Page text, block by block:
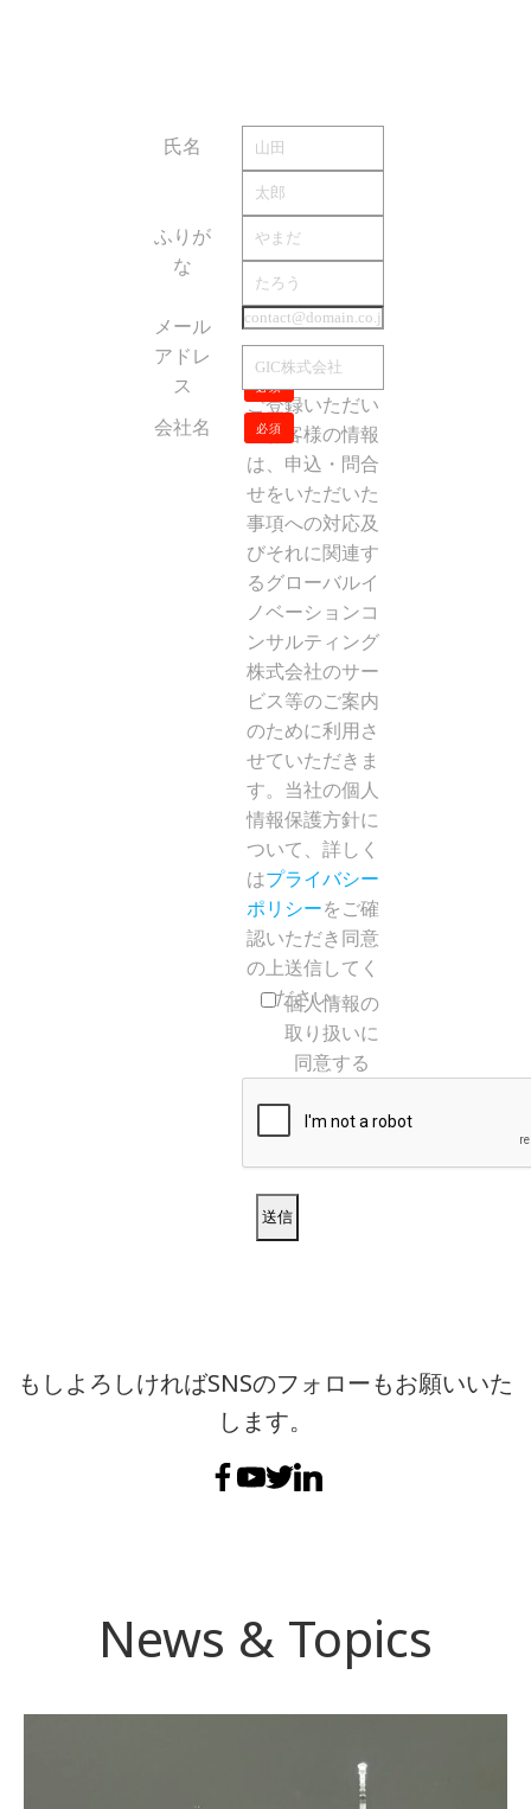
氏名 必須
ふりが
な
必須
メール
アドレ
ス
必須
会社名 必須
ご登録いただい
たお客様の情報
は、申込・問合
せをいただいた
事項への対応及
びそれに関連す
るグローバルイ
ノベーションコ
ンサルティング
株式会社のサー
ビス等のご案内
のために利用さ
せていただきま
す。当社の個人
情報保護方針に
ついて、詳しく
はプライバシー
ポリシーをご確
認いただき同意
の上送信してく
ださい。
個人情報の
取り扱いに
同意する
もしよろしければSNSのフォローもお願いいた
します。
News & Topics